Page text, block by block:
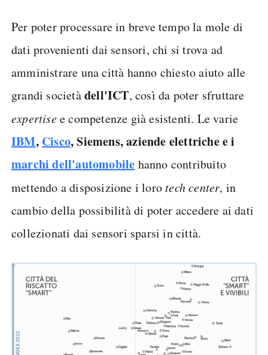
Per poter processare in breve tempo la mole di
dati provenienti dai sensori, chi si trova ad
amministrare una città hanno chiesto aiuto alle
grandi societàdell'ICT, così da poter sfruttare
expertisee competenze già esistenti. Le varie
IBM, Cisco, Siemens, aziende elettriche e i
marchi dell'automobile hanno contribuito
mettendo a disposizione i lorotech center, in
cambio della possibilità di poter accedere ai dati
collezionati dai sensori sparsi in città.